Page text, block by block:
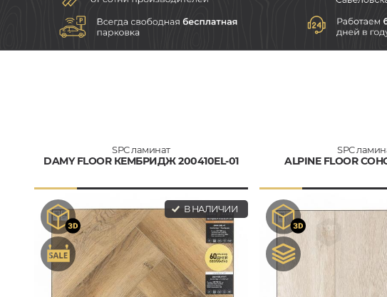
SPC ламинат
DAMY FLOOR КЕМБРИДЖ 200410EL-01
В НАЛИЧИИ
SPC
ALPINE FLOOR